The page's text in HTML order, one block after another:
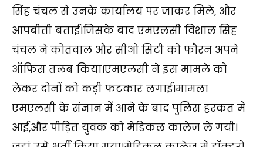
सिंह चंचल से उनके कार्यालय पर जाकर मिले, और
आपबीती बताई।जिसके बाद एमएलसी विशाल सिंह
चंचल ने कोतवाल और सीओ सिटी को फौरन अपने
ऑफिस तलब किया।एमएलसी ने इस मामले को
लेकर दोनों को कड़ी फटकार लगाई।मामला
एमएलसी के संज्ञान में आने के बाद पुलिस हरकत में
आई,और पीड़ित युवक को मेडिकल कालेज ले गयी।